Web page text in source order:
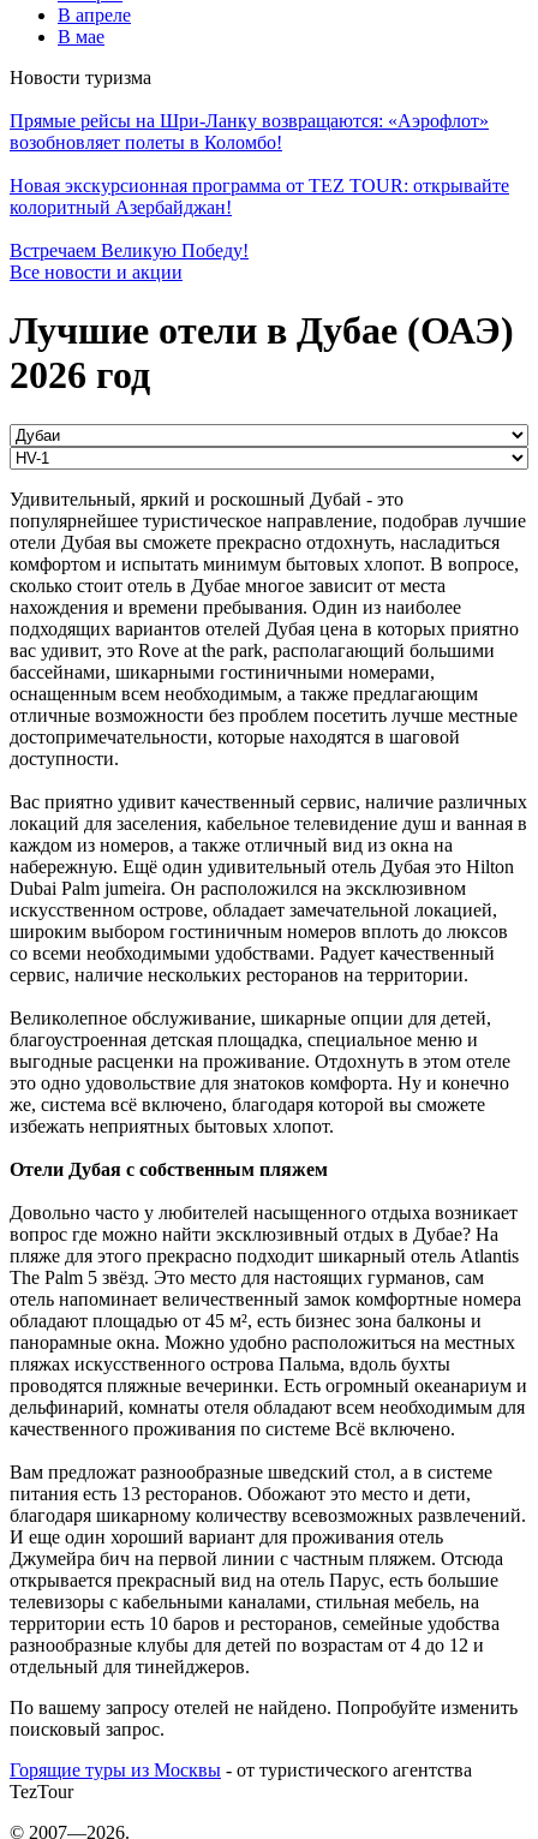
В апреле
В мае
Новости туризма
Прямые рейсы на Шри-Ланку возвращаются: «Аэрофлот»
возобновляет полеты в Коломбо!
Новая экскурсионная программа от TEZ TOUR: открывайте
колоритный Азербайджан!
Встречаем Великую Победу!
Все новости и акции
Лучшие отели в Дубае (ОАЭ)
2026 год
Удивительный, яркий и роскошный Дубай - это
популярнейшее туристическое направление, подобрав лучшие
отели Дубая вы сможете прекрасно отдохнуть, насладиться
комфортом и испытать минимум бытовых хлопот. В вопросе,
сколько стоит отель в Дубае многое зависит от места
нахождения и времени пребывания. Один из наиболее
подходящих вариантов отелей Дубая цена в которых приятно
вас удивит, это Rove at the park, располагающий большими
бассейнами, шикарными гостиничными номерами,
оснащенным всем необходимым, а также предлагающим
отличные возможности без проблем посетить лучше местные
достопримечательности, которые находятся в шаговой
доступности.
Вас приятно удивит качественный сервис, наличие различных
локаций для заселения, кабельное телевидение душ и ванная в
каждом из номеров, а также отличный вид из окна на
набережную. Ещё один удивительный отель Дубая это Hilton
Dubai Palm jumeira. Он расположился на эксклюзивном
искусственном острове, обладает замечательной локацией,
широким выбором гостиничным номеров вплоть до люксов
со всеми необходимыми удобствами. Радует качественный
сервис, наличие нескольких ресторанов на территории.
Великолепное обслуживание, шикарные опции для детей,
благоустроенная детская площадка, специальное меню и
выгодные расценки на проживание. Отдохнуть в этом отеле
это одно удовольствие для знатоков комфорта. Ну и конечно
же, система всё включено, благодаря которой вы сможете
избежать неприятных бытовых хлопот.
Отели Дубая с собственным пляжем
Довольно часто у любителей насыщенного отдыха возникает
вопрос где можно найти эксклюзивный отдых в Дубае? На
пляже для этого прекрасно подходит шикарный отель Atlantis
The Palm 5 звёзд. Это место для настоящих гурманов, сам
отель напоминает величественный замок комфортные номера
обладают площадью от 45 м², есть бизнес зона балконы и
панорамные окна. Можно удобно расположиться на местных
пляжах искусственного острова Пальма, вдоль бухты
проводятся пляжные вечеринки. Есть огромный океанариум и
дельфинарий, комнаты отеля обладают всем необходимым для
качественного проживания по системе Всё включено.
Вам предложат разнообразные шведский стол, а в системе
питания есть 13 ресторанов. Обожают это место и дети,
благодаря шикарному количеству всевозможных развлечений.
И еще один хороший вариант для проживания отель
Джумейра бич на первой линии с частным пляжем. Отсюда
открывается прекрасный вид на отель Парус, есть большие
телевизоры с кабельными каналами, стильная мебель, на
территории есть 10 баров и ресторанов, семейные удобства
разнообразные клубы для детей по возрастам от 4 до 12 и
отдельный для тинейджеров.
По вашему запросу отелей не найдено. Попробуйте изменить
поисковый запрос.
Горящие туры из Москвы - от туристического агентства
TezTour
© 2007—2026.